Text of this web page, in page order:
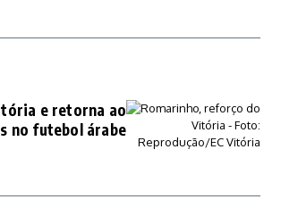
e retorna ao
no futebol árabe